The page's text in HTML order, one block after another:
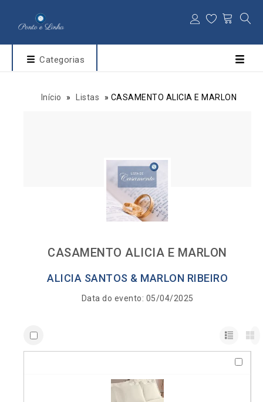
Categorias
Início » Listas » CASAMENTO ALICIA E MARLON
CASAMENTO ALICIA E MARLON
ALICIA SANTOS & MARLON RIBEIRO
Data do evento: 05/04/2025